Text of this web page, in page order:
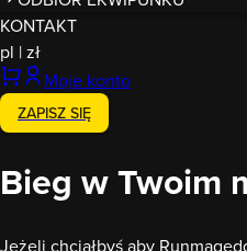
KONTAKT
pl |zł
Moje konto
ZAPISZ SIĘ
Bieg w Twoim
Jeżeli chciałbyś aby